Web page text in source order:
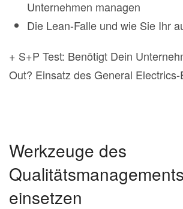
Unternehmen managen
Die Lean-Falle und wie Sie Ihr
+ S+P Test: Benötigt Dein
Out? Einsatz des General
Werkzeuge des
einsetzen